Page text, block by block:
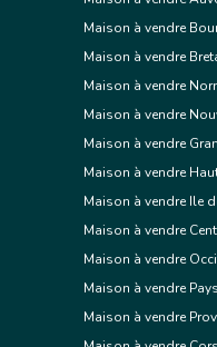
Maison à vendre
Maison à vendre
Maison à vendre
Maison à vendre
Maison à vendre
Maison à vendre
Maison à vendre Ile
Maison à vendre
Maison à vendre
Maison à vendre
Maison à vendre